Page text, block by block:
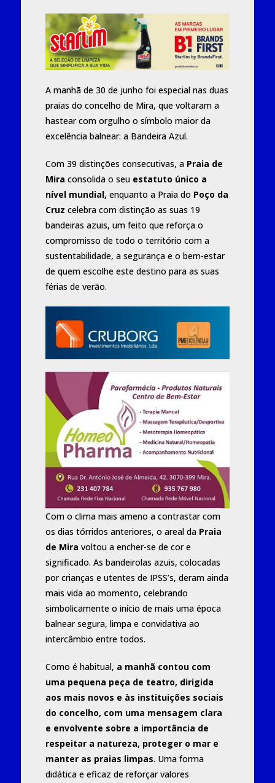
A manhã de 30 de junho foi especial nas duas
praias do concelho de Mira, que voltaram a
hastear com orgulho o símbolo maior da
excelência balnear: a Bandeira Azul.
Com 39 distinções consecutivas, a Praia de
Mira consolida o seu estatuto único a
nível mundial, enquanto a Praia do Poço da
Cruz celebra com distinção as suas 19
bandeiras azuis, um feito que reforça o
compromisso de todo o território com a
sustentabilidade, a segurança e o bem-estar
de quem escolhe este destino para as suas
férias de verão.
Com o clima mais ameno a contrastar com
os dias tórridos anteriores, o areal da Praia
de Mira voltou a encher-se de cor e
significado. As bandeirolas azuis, colocadas
por crianças e utentes de IPSS’s, deram ainda
mais vida ao momento, celebrando
simbolicamente o início de mais uma época
balnear segura, limpa e convidativa ao
intercâmbio entre todos.
Como é habitual, a manhã contou com
uma pequena peça de teatro, dirigida
aos mais novos e às instituições sociais
do concelho, com uma mensagem clara
e envolvente sobre a importância de
respeitar a natureza, proteger o mar e
manter as praias limpas. Uma forma
didática e eficaz de reforçar valores